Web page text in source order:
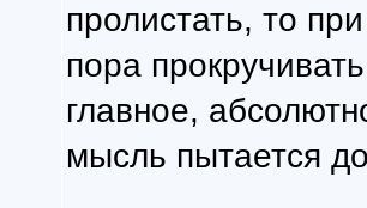
пролистать, то
пора
главное,
мысль пытается